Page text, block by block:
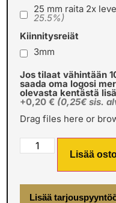
25 mm raita 2x
25.5%)
Kiinnitysreiät
3mm
Jos tilaat vähintään
saada oma logosi
olevasta kentästä
+0,20 € (0,25€ sis.
Drag files here or
Lisää
Lisää